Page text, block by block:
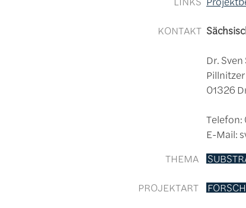
KONTAKT
Dr.
01326
Telefon:
E-Mail:
THEMA
PROJEKTART